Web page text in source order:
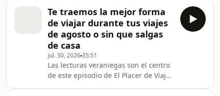
España desde 1959. En este nuevo
episodio de El Placer de Viajar, el
podcast viajero de Libertad Digital y
esRadio presentado por Carmelo
Jordá y Kelu Robles, se aborda un
acontecimiento astronómico y
turístico sin precedentes en España:
el próximo trio de eclipses que se
Te traemos la mejor forma
de viajar durante tus viajes
de agosto o sin que salgas
de casa
jul. 30, 202635:51
Las lecturas veraniegas son el centro
de este episodio de El Placer de Viajar,